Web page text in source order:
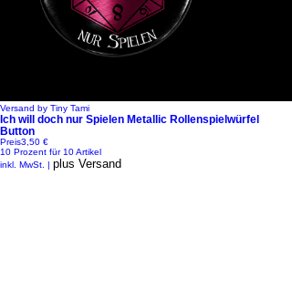
Versand by Tiny Tami
Ich will doch nur Spielen Metallic Rollenspielwürfel
Button
Preis3,50 €
10 Prozent für 10 Artikel
inkl. MwSt. | plus Versand